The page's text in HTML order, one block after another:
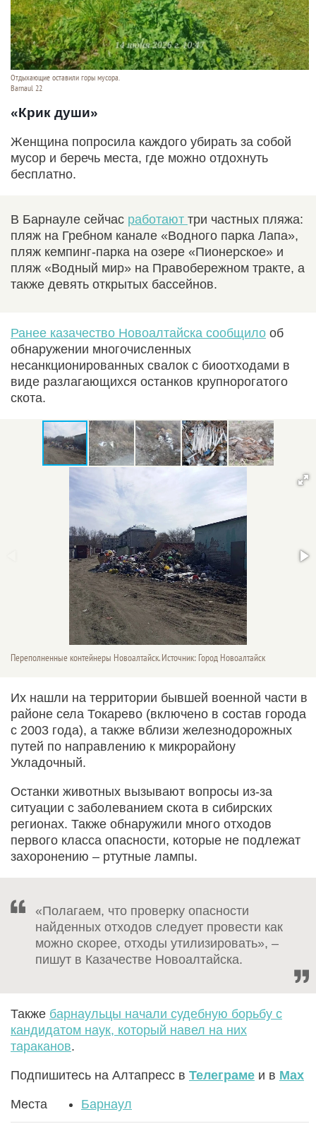
Отдыхающие оставили горы мусора.
Barnaul 22
«Крик души»
Женщина попросила каждого убирать за собой
мусор и беречь места, где можно отдохнуть
бесплатно.
В Барнауле сейчас работают три частных пляжа:
пляж на Гребном канале «Водного парка Лапа»,
пляж кемпинг-парка на озере «Пионерское» и
пляж «Водный мир» на Правобережном тракте, а
также девять открытых бассейнов.
Ранее казачество Новоалтайска сообщило об
обнаружении многочисленных
несанкционированных свалок с биоотходами в
виде разлагающихся останков крупнорогатого
скота.
Переполненные контейнеры Новоалтайск. Источник: Город Новоалтайск
Их нашли на территории бывшей военной части в
районе села Токарево (включено в состав города
с 2003 года), а также вблизи железнодорожных
путей по направлению к микрорайону
Укладочный.
Останки животных вызывают вопросы из-за
ситуации с заболеванием скота в сибирских
регионах. Также обнаружили много отходов
первого класса опасности, которые не подлежат
захоронению – ртутные лампы.
«Полагаем, что проверку опасности
найденных отходов следует провести как
можно скорее, отходы утилизировать», –
пишут в Казачестве Новоалтайска.
Также барнаульцы начали судебную борьбу с
кандидатом наук, который навел на них
тараканов.
Подпишитесь на Алтапресс в Телеграме и в Max
Места Барнаул